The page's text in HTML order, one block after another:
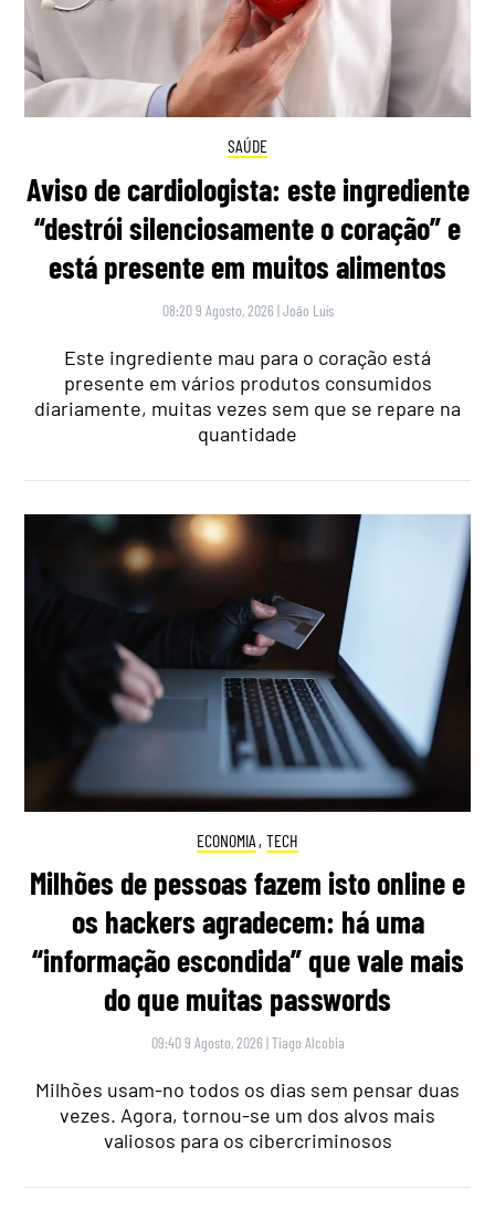
SAÚDE
Aviso de cardiologista: este ingrediente
“destrói silenciosamente o coração” e
está presente em muitos alimentos
08:20 9 Agosto, 2026 |João Luís
Este ingrediente mau para o coração está
presente em vários produtos consumidos
diariamente, muitas vezes sem que se repare na
quantidade
ECONOMIA , TECH
Milhões de pessoas fazem isto online e
os hackers agradecem: há uma
“informação escondida” que vale mais
do que muitas passwords
09:40 9 Agosto, 2026 |Tiago Alcobia
Milhões usam-no todos os dias sem pensar duas
vezes. Agora, tornou-se um dos alvos mais
valiosos para os cibercriminosos